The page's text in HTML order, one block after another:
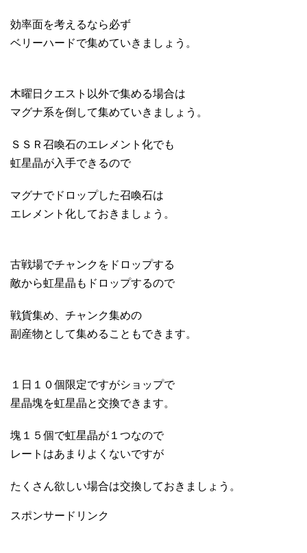
効率面を考えるなら必ず
ベリーハードで集めていきましょう。
木曜日クエスト以外で集める場合は
マグナ系を倒して集めていきましょう。
ＳＳＲ召喚石のエレメント化でも
虹星晶が入手できるので
マグナでドロップした召喚石は
エレメント化しておきましょう。
古戦場でチャンクをドロップする
敵から虹星晶もドロップするので
戦貨集め、チャンク集めの
副産物として集めることもできます。
１日１０個限定ですがショップで
星晶塊を虹星晶と交換できます。
塊１５個で虹星晶が１つなので
レートはあまりよくないですが
たくさん欲しい場合は交換しておきましょう。
スポンサードリンク